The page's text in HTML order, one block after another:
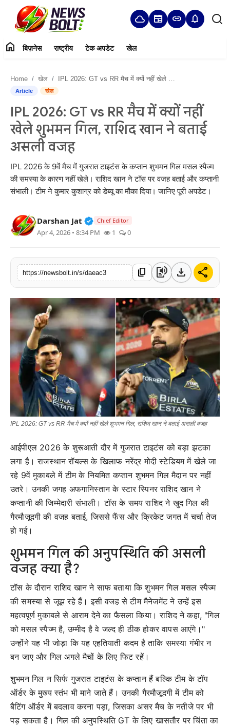
cloud newspaper link notifications
Home
बिज़नेस
राष्ट्रीय
टेक अपडेट
खेल
हमारे बारे में
संपर्क करें
home बिज़नेस राष्ट्रीय टेक अपडेट खेल
Home खेल IPL 2026: GT vs RR मैच में क्यों नहीं खेले शुभमन गिल, राशिद खान ने बताई असली वजह
Article खेल
IPL 2026: GT vs RR मैच में क्यों नहीं
खेले शुभमन गिल, राशिद खान ने बताई
असली वजह
IPL 2026 के 9वें मैच में गुजरात टाइटंस के कप्तान शुभमन गिल मसल स्पैज्म
की समस्या के कारण नहीं खेले। राशिद खान ने टॉस पर वजह बताई और कप्तानी
संभाली। टीम ने कुमार कुशाग्र को डेब्यू का मौका दिया। जानिए पूरी अपडेट।
Darshan Jat Verified Public Figure • 05 Aug,
Chief Editor
Apr 4, 2026 • 8:34 PM 1 0
https://newsbolt.in/s/daeac3 content_copy text_to_speech download share
IPL 2026: GT vs RR मैच में क्यों नहीं खेले शुभमन गिल, राशिद खान ने बताई असली वजह
आईपीएल 2026 के शुरूआती दौर में गुजरात टाइटंस को बड़ा झटका
लगा है। राजस्थान रॉयल्स के खिलाफ नरेंद्र मोदी स्टेडियम में खेले जा
रहे 9वें मुकाबले में टीम के नियमित कप्तान शुभमन गिल मैदान पर नहीं
उतरे। उनकी जगह अफगानिस्तान के स्टार स्पिनर राशिद खान ने
कप्तानी की जिम्मेदारी संभाली। टॉस के समय राशिद ने खुद गिल की
गैरमौजूदगी की वजह बताई, जिससे फैंस और क्रिकेट जगत में चर्चा तेज
हो गई।
शुभमन गिल की अनुपस्थिति की असली
वजह क्या है?
टॉस के दौरान राशिद खान ने साफ बताया कि शुभमन गिल मसल स्पैज्म
की समस्या से जूझ रहे हैं। इसी वजह से टीम मैनेजमेंट ने उन्हें इस
महत्वपूर्ण मुकाबले से आराम देने का फैसला किया। राशिद ने कहा, "गिल
को मसल स्पैज्म है, उम्मीद है वे जल्द ही ठीक होकर वापस आएंगे।"
उन्होंने यह भी जोड़ा कि यह एहतियाती कदम है ताकि समस्या गंभीर न
बन जाए और गिल अगले मैचों के लिए फिट रहें।
शुभमन गिल न सिर्फ गुजरात टाइटंस के कप्तान हैं बल्कि टीम के टॉप
ऑर्डर के मुख्य स्तंभ भी माने जाते हैं। उनकी गैरमौजूदगी में टीम को
बैटिंग ऑर्डर में बदलाव करना पड़ा, जिसका असर मैच के नतीजे पर भी
पड़ सकता है। गिल की अनुपस्थिति GT के लिए खासतौर पर चिंता का